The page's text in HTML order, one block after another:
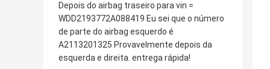
Depois do airbag traseiro para vin =
WDD2193772A088419 Eu sei que o número
de parte do airbag esquerdo é
A2113201325 Provavelmente depois da
esquerda e direita. entrega rápida!